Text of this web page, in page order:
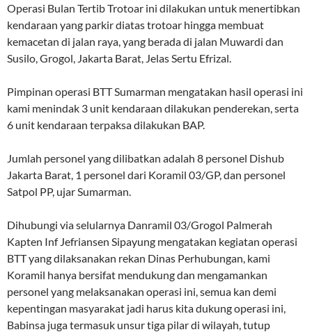
Operasi Bulan Tertib Trotoar ini dilakukan untuk menertibkan
kendaraan yang parkir diatas trotoar hingga membuat
kemacetan di jalan raya, yang berada di jalan Muwardi dan
Susilo, Grogol, Jakarta Barat, Jelas Sertu Efrizal.
Pimpinan operasi BTT Sumarman mengatakan hasil operasi ini
kami menindak 3 unit kendaraan dilakukan penderekan, serta
6 unit kendaraan terpaksa dilakukan BAP.
Jumlah personel yang dilibatkan adalah 8 personel Dishub
Jakarta Barat, 1 personel dari Koramil 03/GP, dan personel
Satpol PP, ujar Sumarman.
Dihubungi via selularnya Danramil 03/Grogol Palmerah
Kapten Inf Jefriansen Sipayung mengatakan kegiatan operasi
BTT yang dilaksanakan rekan Dinas Perhubungan, kami
Koramil hanya bersifat mendukung dan mengamankan
personel yang melaksanakan operasi ini, semua kan demi
kepentingan masyarakat jadi harus kita dukung operasi ini,
Babinsa juga termasuk unsur tiga pilar di wilayah, tutup